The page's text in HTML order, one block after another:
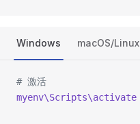
Windows macOS/Linux
# 激活
myenv\Scripts\activate